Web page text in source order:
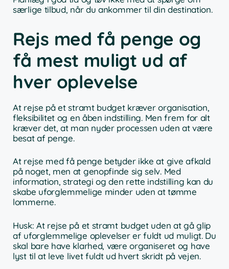
særlige tilbud, når du ankommer til din destination.
Rejs med få penge og
få mest muligt ud af
hver oplevelse
At rejse på et stramt budget kræver organisation,
fleksibilitet og en åben indstilling. Men frem for alt
kræver det, at man nyder processen uden at være
besat af penge.
At rejse med få penge betyder ikke at give afkald
på noget, men at genopfinde sig selv. Med
information, strategi og den rette indstilling kan du
skabe uforglemmelige minder uden at tømme
lommerne.
Husk: At rejse på et stramt budget uden at gå glip
af uforglemmelige oplevelser er fuldt ud muligt. Du
skal bare have klarhed, være organiseret og have
lyst til at leve livet fuldt ud hvert skridt på vejen.